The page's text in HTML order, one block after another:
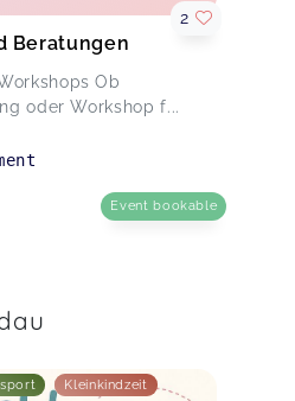
Beratungen
Ob
oder Workshop f...
2
Event bookable
Kleinkindzeit